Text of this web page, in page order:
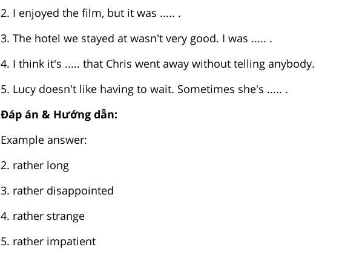
2. I enjoyed the film, but it was ..... .
3. The hotel we stayed at wasn't very good. I was ..... .
4. I think it's ..... that Chris went away without telling anybody.
5. Lucy doesn't like having to wait. Sometimes she's ..... .
Đáp án & Hướng dẫn:
Example answer:
2. rather long
3. rather disappointed
4. rather strange
5. rather impatient